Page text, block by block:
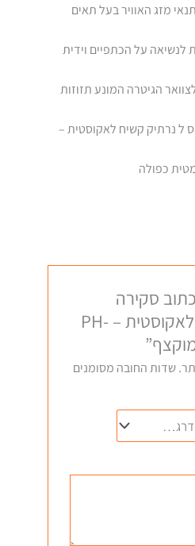
מזג האוויר בעל תאים
לנשיאה על הכתפיים וידית
הגיטרה המונע תזוזות
ל נרתיק קשיח לאקוסטית –
כפולה
סקירה
“נרתיק קשיח לאקוסטית – PH-
שדות החובה מסומנים